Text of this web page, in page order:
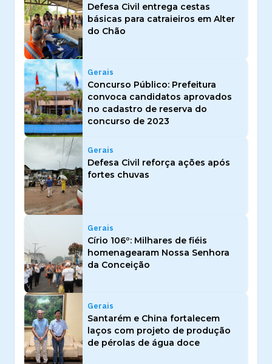
Defesa Civil entrega cestas
básicas para catraieiros em Alter
do Chão
Gerais
Concurso Público: Prefeitura
convoca candidatos aprovados
no cadastro de reserva do
concurso de 2023
Gerais
Defesa Civil reforça ações após
fortes chuvas
Gerais
Círio 106º: Milhares de fiéis
homenagearam Nossa Senhora
da Conceição
Gerais
Santarém e China fortalecem
laços com projeto de produção
de pérolas de água doce